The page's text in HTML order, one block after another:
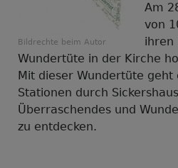
Bildrechte beim Autor
Am
von
ihren
Wundertüte in der Kirche
Mit dieser Wundertüte
Stationen durch
Überraschendes und
zu entdecken.